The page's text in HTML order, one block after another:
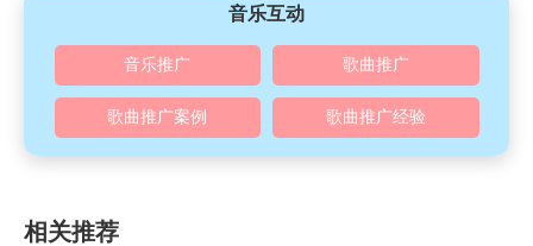
音乐互动
音乐推广 歌曲推广
歌曲推广案例 歌曲推广经验
相关推荐